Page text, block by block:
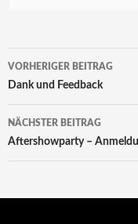
Beitrags-
Navigation
VORHERIGER BEITRAG
Dank und Feedback
NÄCHSTER BEITRAG
Aftershowparty –